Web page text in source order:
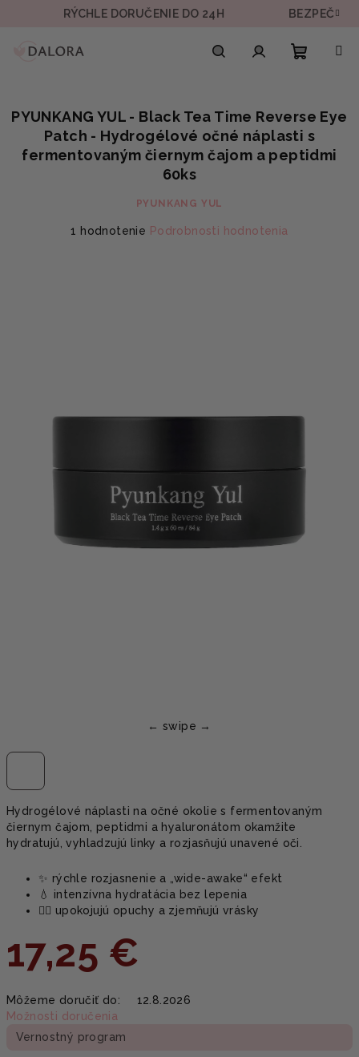
RÝCHLE DORUČENIE DO 24H BEZPEČNÁ PLATBA
košík
Hydrogélové náplasti na očné okolie s fermentovaným
čiernym čajom, peptidmi a hyaluronátom okamžite
hydratujú, vyhladzujú linky a rozjasňujú unavené oči.
✨ rýchle rozjasnenie a „wide-awake“ efekt
💧 intenzívna hydratácia bez lepenia
🧖‍♀️ upokojujú opuchy a zjemňujú vrásky
17,25 €
cena:
Môžeme doručiť do:
12.8.2026
Možnosti doručenia
Vernostný program
PYUNKANG YUL - Black Tea Time Reverse Eye
Patch - Hydrogélové očné náplasti s
fermentovaným čiernym čajom a peptidmi
60ks
PYUNKANG YUL
Priemerné
1 hodnotenie Podrobnosti hodnotenia